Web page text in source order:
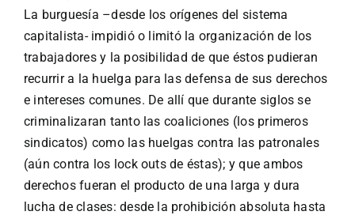
La burguesía –desde los orígenes del sistema
capitalista- impidió o limitó la organización de los
trabajadores y la posibilidad de que éstos pudieran
recurrir a la huelga para las defensa de sus derechos
e intereses comunes. De allí que durante siglos se
criminalizaran tanto las coaliciones (los primeros
sindicatos) como las huelgas contra las patronales
(aún contra los lock outs de éstas); y que ambos
derechos fueran el producto de una larga y dura
lucha de clases: desde la prohibición absoluta hasta